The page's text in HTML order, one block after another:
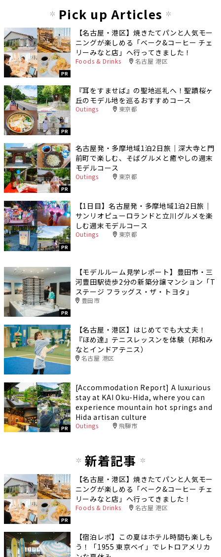
Pick up Articles
PR
【名古屋・港区】焼きたてパンと人気モー
ニングが楽しめる「ベーク&コーヒー チェ
リーみなと店」へ行ってきました！
Foods & Drinks 名古屋 港区
PR
『耳をすませば』の聖地巡礼へ！聖蹟桜ヶ
丘のモデル地を巡るおすすめコース
Outings 東京都
PR
名古屋発・多摩地域1泊2日旅｜深大寺と門
前町で楽しむ、そばグルメと癒やしの週末
モデルコース
Outings 東京都
PR
【1日目】名古屋発・多摩地域1泊2日旅｜
サンリオピューロランドと立川グルメを楽
しむ週末モデルコース
Outings 東京都
PR
【モデルルーム見学レポート】豊田市・三
河豊田駅徒歩2分の新築分譲マンション「T
ステージ フラッグス・ザ・トヨタ」
豊田市
【名古屋・港区】はじめてでも大丈夫！
『ほめ達』テニスレッスンを体験（邦和み
なとインドアテニス）
名古屋 港区
PR
[Accommodation Report] A luxurious
stay at KAI Oku-Hida, where you can
experience mountain hot springs and
Hida artisan culture
Outings 飛騨市
新着記事
PR
【名古屋・港区】焼きたてパンと人気モー
ニングが楽しめる「ベーク&コーヒー チェ
リーみなと店」へ行ってきました！
Foods & Drinks 名古屋 港区
【宿泊レポ】この夏はホテル時間も楽しも
う！「1955 東京ベイ」でレトロアメリカ